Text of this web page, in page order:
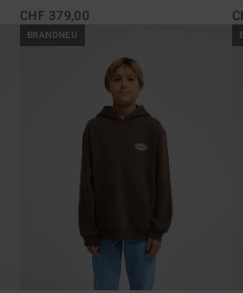
CHF 379,00
BRANDNEU